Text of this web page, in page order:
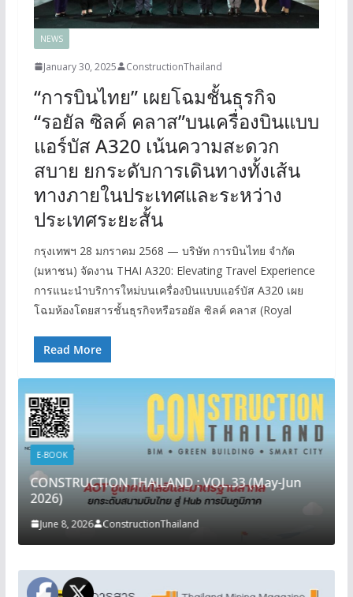
NEWS
January 30, 2025 ConstructionThailand
“การบินไทย” เผยโฉมชั้นธุรกิจ
“รอยัล ซิลค์ คลาส”บนเครื่องบินแบบ
แอร์บัส A320 เน้นความสะดวก
สบาย ยกระดับการเดินทางทั้งเส้น
ทางภายในประเทศและระหว่าง
ประเทศระยะสั้น
กรุงเทพฯ 28 มกราคม 2568 — บริษัท การบินไทย จำกัด
(มหาชน) จัดงาน THAI A320: Elevating Travel Experience
การแนะนำบริการใหม่บนเครื่องบินแบบแอร์บัส A320 เผย
โฉมห้องโดยสารชั้นธุรกิจหรือรอยัล ซิลค์ คลาส (Royal
Read More
E-BOOK
CONSTRUCTION THAILAND : VOL.33 (May-Jun
2026)
June 8, 2026 ConstructionThailand